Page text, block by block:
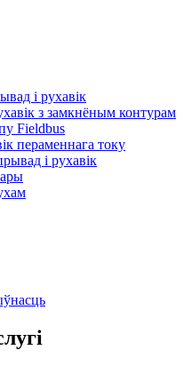
і рухавік
з замкнёным контурам
Fieldbus
пераменнага току
і рухавік